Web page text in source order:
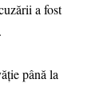
a fost
până la